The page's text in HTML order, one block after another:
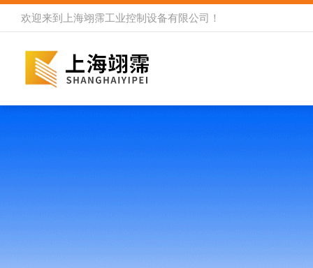
欢迎来到 上海翊霈工业控制设备有限公司 ！